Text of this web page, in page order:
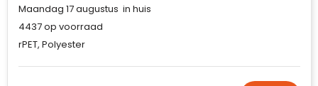
Maandag 17 augustus in huis
4437op voorraad
rPET, Polyester